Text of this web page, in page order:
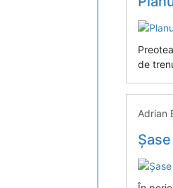
de
Adrian
Șase